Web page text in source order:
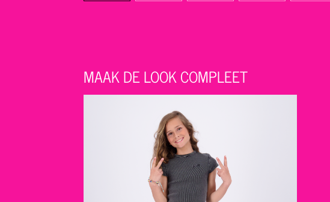
MAAK DE LOOK COMPLEET